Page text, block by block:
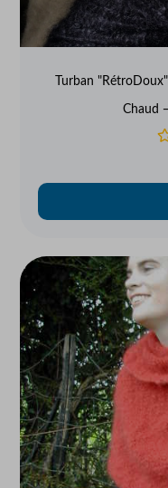
Turban
Chaud